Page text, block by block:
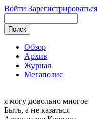
Войти Зарегистрироваться
Обзор
Архив
Журнал
Мегаполис
я могу довольно многое
Быть, а не казаться